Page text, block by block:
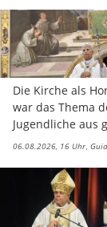
Die Kirche als
war das Thema
Jugendliche aus
06.08.2026, 16 Uhr